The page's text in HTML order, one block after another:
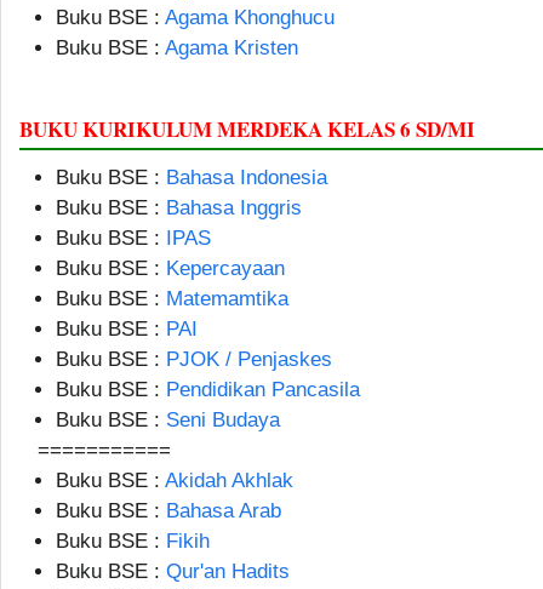
Buku BSE : Agama Khonghucu
Buku BSE : Agama Kristen
BUKU KURIKULUM MERDEKA KELAS 6 SD/MI
Buku BSE : Bahasa Indonesia
Buku BSE : Bahasa Inggris
Buku BSE : IPAS
Buku BSE : Kepercayaan
Buku BSE : Matemamtika
Buku BSE : PAI
Buku BSE : PJOK / Penjaskes
Buku BSE : Pendidikan Pancasila
Buku BSE : Seni Budaya
===========
Buku BSE : Akidah Akhlak
Buku BSE : Bahasa Arab
Buku BSE : Fikih
Buku BSE : Qur'an Hadits